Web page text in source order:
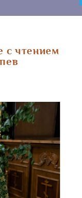
с чтением